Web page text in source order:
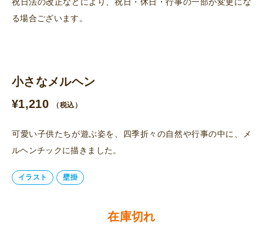
る場合ございます。
小さなメルヘン
¥1,210 （税込）
可愛い子供たちが遊ぶ姿を、四季折々の自然や行事の中に、メ
ルヘンチックに描きました。
イラスト 壁掛
在庫切れ